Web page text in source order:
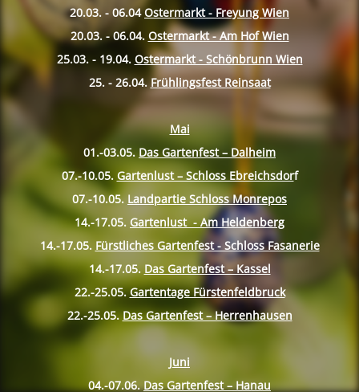
20.03. - 06.04 Ostermarkt - Freyung Wien
20.03. - 06.04. Ostermarkt - Am Hof Wien
25.03. - 19.04. Ostermarkt - Schönbrunn Wien
25. - 26.04. Frühlingsfest Reinsaat
Mai
01.-03.05. Das Gartenfest – Dalheim
07.-10.05. Gartenlust – Schloss Ebreichsdorf
07.-10.05. Landpartie Schloss Monrepos
14.-17.05. Gartenlust - Am Heldenberg
14.-17.05. Fürstliches Gartenfest - Schloss Fasanerie
14.-17.05. Das Gartenfest – Kassel
22.-25.05. Gartentage Fürstenfeldbruck
22.-25.05. Das Gartenfest – Herrenhausen
Juni
04.-07.06. Das Gartenfest – Hanau